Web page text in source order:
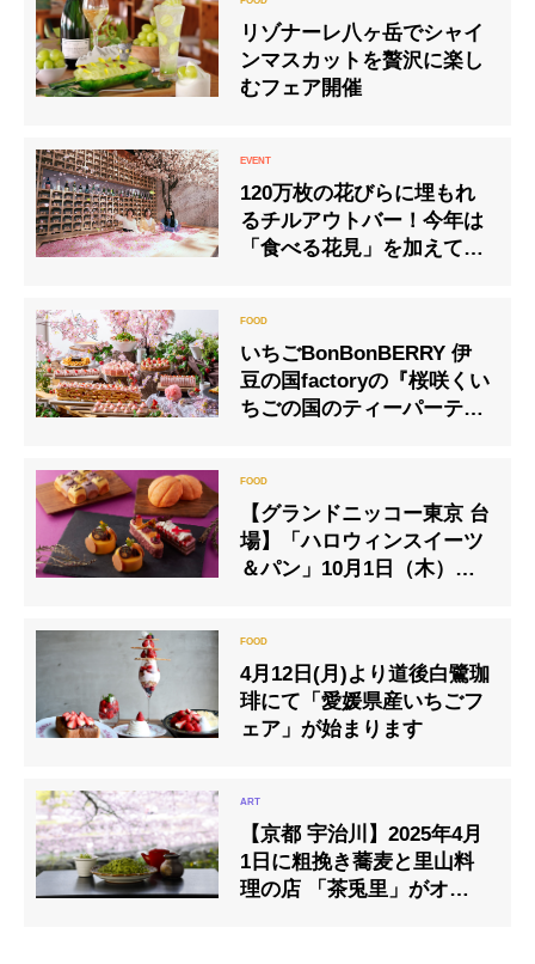
リゾナーレ八ヶ岳でシャイ
ンマスカットを贅沢に楽し
むフェア開催
120万枚の花びらに埋もれ
るチルアウトバー！今年は
「食べる花見」を加えて、
いちごBonBonBERRY 伊
豆の国factoryの『桜咲くい
ちごの国のティーパーティ
【グランドニッコー東京 台
場】「ハロウィンスイーツ
＆パン」10月1日（木）よ
4月12日(月)より道後白鷺珈
琲にて「愛媛県産いちごフ
ェア」が始まります
【京都 宇治川】2025年4月
1日に粗挽き蕎麦と里山料
理の店 「茶兎里」がオープ